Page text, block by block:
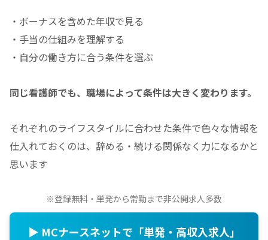
・ボーナスを含めた年収で見る
・手当の仕組みを理解する
・自分の働き方に合う条件を選ぶ
同じ看護師でも、職場によって条件は大きく変わります。
それぞれのライフスタイルに合わせた条件で色々な情報を
仕入れておくのは、辞める・続ける関係なく力になるかと
思います
※登録無料・単発から常勤まで非公開求人多数
▶ MCナースネットで「単発・高収入求人」